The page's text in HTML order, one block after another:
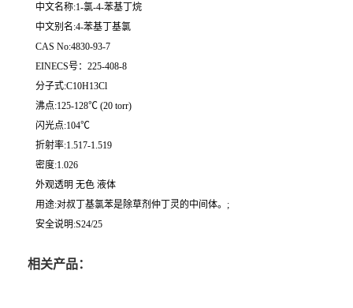
中文名称:1-氯-4-苯基丁烷
中文别名:4-苯基丁基氯
CAS No:4830-93-7
EINECS号：225-408-8
分子式:C10H13Cl
沸点:125-128℃ (20 torr)
闪光点:104℃
折射率:1.517-1.519
密度:1.026
外观透明 无色 液体
用途:对叔丁基氯苯是除草剂仲丁灵的中间体。;
安全说明:S24/25
相关产品：